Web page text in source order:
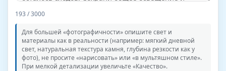
193 / 3000
Для большей «фотографичности» опишите свет и
материалы как в реальности (например: мягкий дневной
свет, натуральная текстура камня, глубина резкости как у
фото), не просите «нарисовать» или «в мультяшном стиле».
При мелкой детализации увеличьте «Качество».